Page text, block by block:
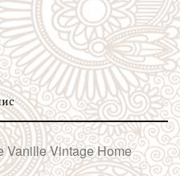
Vanille Vintage Home